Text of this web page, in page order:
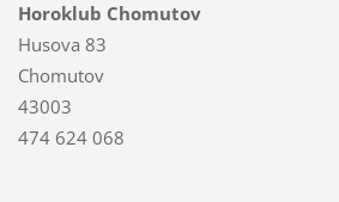
Horoklub Chomutov
Husova 83
Chomutov
43003
474 624 068